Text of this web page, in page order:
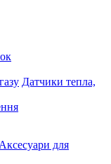
Датчики тепла,
Аксесуари для